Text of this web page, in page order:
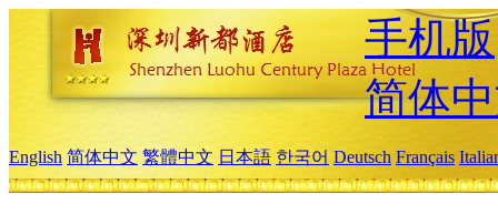
手机版
简体
English 简体中文 繁體中文 日本語 한국어 Deutsch Français